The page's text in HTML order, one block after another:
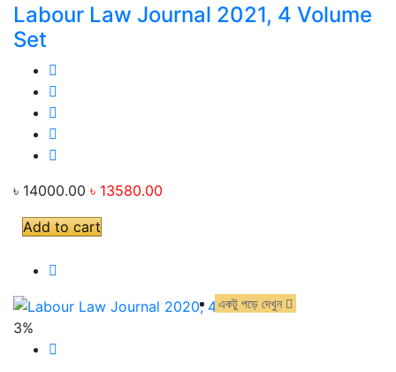
Labour Law Journal 2021, 4 Volume
Set
৳ 14000.00 ৳ 13580.00
Add to cart
3%
একটু পড়ে দেখুন
একটু পড়ে দেখুন